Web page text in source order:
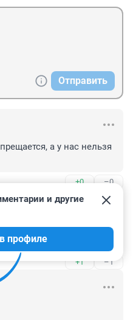
Отправить
а у нас нельзя
+0 –0
они могут заплатить за
+1 –1
и другие
профиле